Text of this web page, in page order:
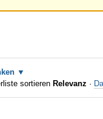
sortieren Relevanz ·